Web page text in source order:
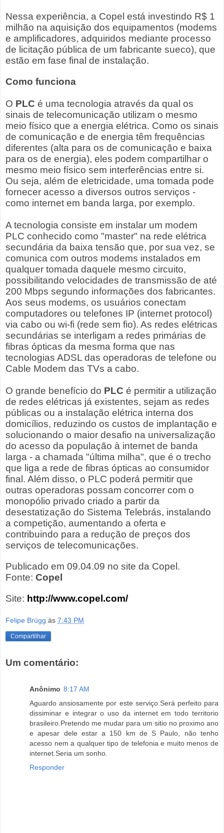
Nessa experiência, a Copel está investindo R$ 1
milhão na aquisição dos equipamentos (modems
e amplificadores, adquiridos mediante processo
de licitação pública de um fabricante sueco), que
estão em fase final de instalação.
Como funciona
O PLC é uma tecnologia através da qual os
sinais de telecomunicação utilizam o mesmo
meio físico que a energia elétrica. Como os sinais
de comunicação e de energia têm frequências
diferentes (alta para os de comunicação e baixa
para os de energia), eles podem compartilhar o
mesmo meio físico sem interferências entre si.
Ou seja, além de eletricidade, uma tomada pode
fornecer acesso a diversos outros serviços -
como internet em banda larga, por exemplo.
A tecnologia consiste em instalar um modem
PLC conhecido como "master" na rede elétrica
secundária da baixa tensão que, por sua vez, se
comunica com outros modems instalados em
qualquer tomada daquele mesmo circuito,
possibilitando velocidades de transmissão de até
200 Mbps segundo informações dos fabricantes.
Aos seus modems, os usuários conectam
computadores ou telefones IP (internet protocol)
via cabo ou wi-fi (rede sem fio). As redes elétricas
secundárias se interligam a redes primárias de
fibras ópticas da mesma forma que nas
tecnologias ADSL das operadoras de telefone ou
Cable Modem das TVs a cabo.
O grande benefício do PLC é permitir a utilização
de redes elétricas já existentes, sejam as redes
públicas ou a instalação elétrica interna dos
domicílios, reduzindo os custos de implantação e
solucionando o maior desafio na universalização
do acesso da população à internet de banda
larga - a chamada "última milha", que é o trecho
que liga a rede de fibras ópticas ao consumidor
final. Além disso, o PLC poderá permitir que
outras operadoras possam concorrer com o
monopólio privado criado a partir da
desestatização do Sistema Telebrás, instalando
a competição, aumentando a oferta e
contribuindo para a redução de preços dos
serviços de telecomunicações.
Publicado em 09.04.09 no site da Copel.
Fonte: Copel
Site: http://www.copel.com/
Felipe Brügg às 7:43 PM
Compartilhar
Um comentário:
Anônimo 8:17 AM
Aguardo ansiosamente por este serviço.Será perfeito para
dissiminar e integrar o uso da internet em todo territorio
brasileiro.Pretendo me mudar para um sitio no proximo ano
e apesar dele estar a 150 km de S Paulo, não tenho
acesso nem a qualquer tipo de telefonia e muito menos de
internet.Seria um sonho.
Responder